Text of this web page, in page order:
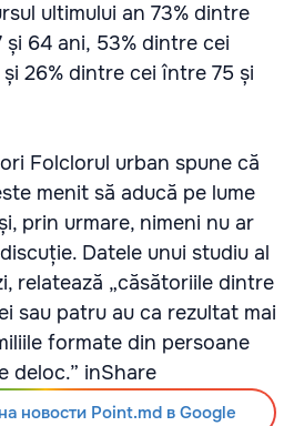
ultimului an 73% dintre
64 ani, 53% dintre cei
26% dintre cei între 75 și
Folclorul urban spune că
menit să aducă pe lume
prin urmare, nimeni nu ar
Datele unui studiu al
relatează „căsătoriile dintre
sau patru au ca rezultat mai
formate din persoane
deloc.” inShare
новости Point.md в Google